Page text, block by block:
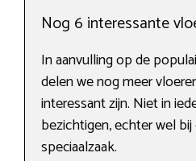
Nog 6 interessante
In aanvulling op de
delen we nog meer
interessant zijn. Niet in
bezichtigen, echter wel
speciaalzaak.